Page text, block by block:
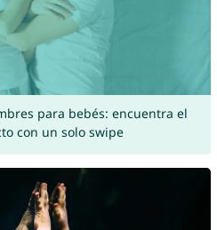
para bebés: encuentra el
con un solo swipe